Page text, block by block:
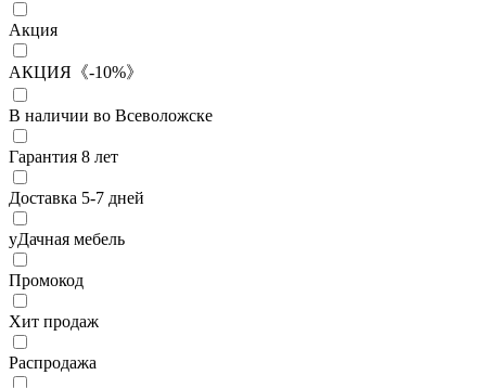
Акция
АКЦИЯ《-10%》
В наличии во Всеволожске
Гарантия 8 лет
Доставка 5-7 дней
уДачная мебель
Промокод
Хит продаж
Распродажа